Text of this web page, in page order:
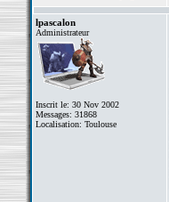
lpascalon
Administrateur
Inscrit le: 30 Nov 2002
Messages: 31868
Localisation: Toulouse